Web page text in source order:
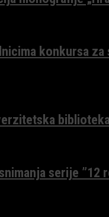
konkursa
serije ”12